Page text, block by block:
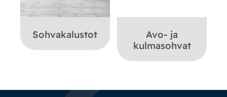
Sohvakalustot
Avo- ja
kulmasohvat